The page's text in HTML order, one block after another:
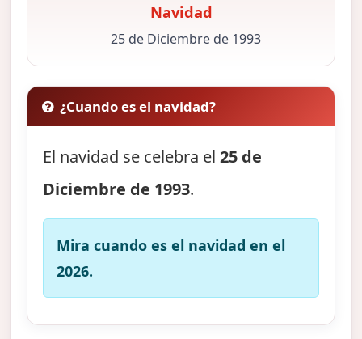
Navidad
25 de Diciembre de 1993
¿Cuando es el navidad?
El navidad se celebra el25 de
Diciembre de 1993.
Mira cuando es el navidad en el
2026.